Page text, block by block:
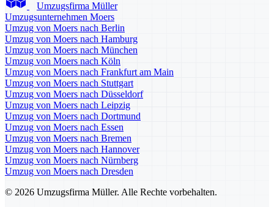
Umzugsfirma Müller
Umzugsunternehmen Moers
Umzug von Moers nach Berlin
Umzug von Moers nach Hamburg
Umzug von Moers nach München
Umzug von Moers nach Köln
Umzug von Moers nach Frankfurt am Main
Umzug von Moers nach Stuttgart
Umzug von Moers nach Düsseldorf
Umzug von Moers nach Leipzig
Umzug von Moers nach Dortmund
Umzug von Moers nach Essen
Umzug von Moers nach Bremen
Umzug von Moers nach Hannover
Umzug von Moers nach Nürnberg
Umzug von Moers nach Dresden
© 2026 Umzugsfirma Müller. Alle Rechte vorbehalten.